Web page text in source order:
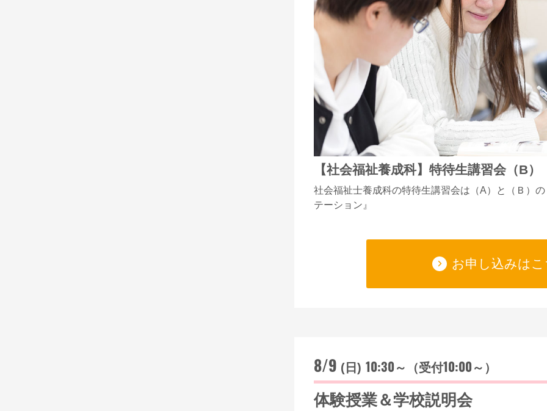
【社会福祉養成科】特待生講習会（B）
社会福祉士養成科の特待生講習会は（A）と（Ｂ）
テーション』
お申し込みは
8/9 (日) 10:30～（受付10:00～）
体験授業＆学校説明会